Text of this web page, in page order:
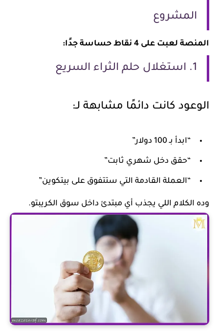
المشروع
المنصة لعبت على 4 نقاط حساسة جدًا:
1. استغلال حلم الثراء السريع
الوعود كانت دائمًا مشابهة لـ:
“ابدأ بـ 100 دولار”
“حقق دخل شهري ثابت”
“العملة القادمة التي ستتفوق على بيتكوين”
وده الكلام اللي يجذب أي مبتدئ داخل سوق الكريبتو.